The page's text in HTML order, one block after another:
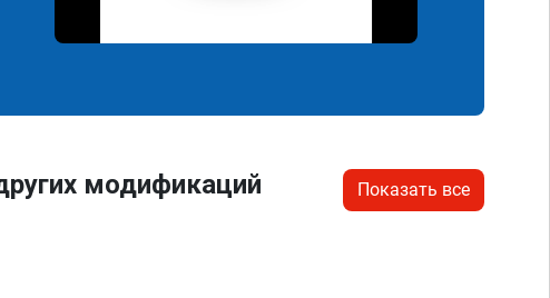
модификаций
Показать все